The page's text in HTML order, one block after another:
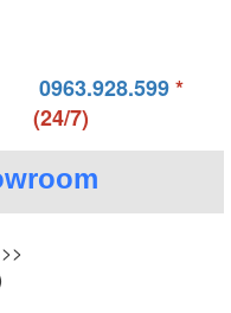
0963.928.599*
(24/7)